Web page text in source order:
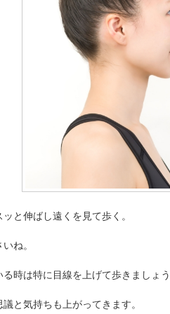
と伸ばし遠くを見て歩く。
ね。
時は特に目線を上げて歩きましょ
と気持ちも上がってきます。